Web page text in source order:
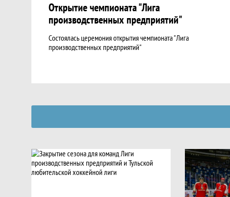
Открытие чемпионата "Лига
производственных предприятий"
Состоялась церемония открытия чемпионата "Лига
производственных предприятий"
Фото